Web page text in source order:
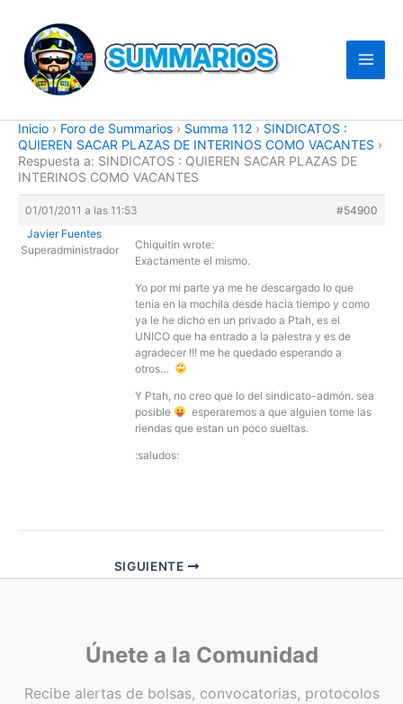
contenido
Inicio › Foro de Summarios › Summa 112 › SINDICATOS :
QUIEREN SACAR PLAZAS DE INTERINOS COMO VACANTES ›
Respuesta a: SINDICATOS : QUIEREN SACAR PLAZAS DE
INTERINOS COMO VACANTES
01/01/2011 a las 11:53
#54900
Javier Fuentes
Superadministrador
Chiquitin wrote:
Exactamente el mismo.
Yo por mi parte ya me he descargado lo que
tenia en la mochila desde hacia tiempo y como
ya le he dicho en un privado a Ptah, es el
UNICO que ha entrado a la palestra y es de
agradecer !!! me he quedado esperando a
otros…
Y Ptah, no creo que lo del sindicato-admón. sea
posible
esperaremos a que alguien tome las
riendas que estan un poco sueltas.
:saludos:
SIGUIENTE
Únete a la Comunidad
Recibe alertas de bolsas, convocatorias, protocolos